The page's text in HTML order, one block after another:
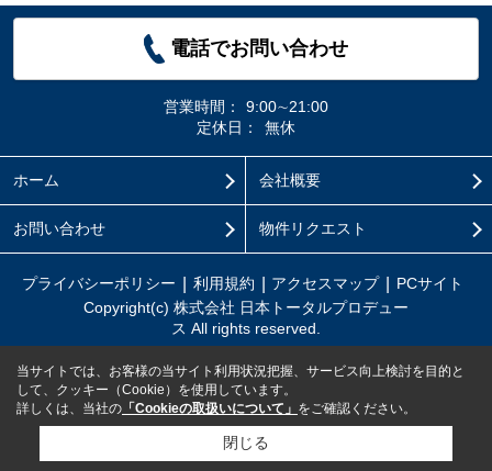
電話でお問い合わせ
営業時間：
9:00∼21:00
定休日：
無休
ホーム 会社概要
お問い合わせ 物件リクエスト
プライバシーポリシー 利用規約 アクセスマップ
PCサイト
Copyright(c) 株式会社 日本トータルプロデュー
ス All rights reserved.
当サイトでは、お客様の当サイト利用状況把握、サービス向上検討を目的と
して、クッキー（Cookie）を使用しています。
詳しくは、当社の 「Cookieの取扱いについて」 をご確認ください。
閉じる